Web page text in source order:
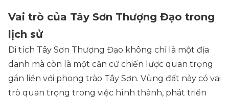
Vai trò của Tây Sơn Thượng Đạo trong
lịch sử
Di tích Tây Sơn Thượng Đạo không chỉ là một địa
danh mà còn là một căn cứ chiến lược quan trọng
gắn liền với phong trào Tây Sơn. Vùng đất này có vai
trò quan trọng trong việc hình thành, phát triển